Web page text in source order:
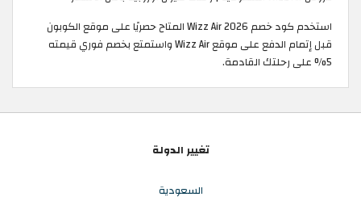
استخدم كود خصم Wizz Air 2026 المتاح حصريًا على موقع الكوبون
قبل إتمام الدفع على موقع Wizz Air واستمتع بخصم فوري قيمته
5% على رحلتك القادمة.
تغيير الدولة
السعودية